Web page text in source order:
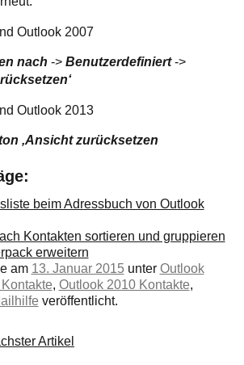
Outlook 2007
nach -> Benutzerdefiniert->
Outlook 2013
‚Ansicht zurücksetzen
beim Adressbuch von Outlook
Kontakten sortieren und gruppieren
erweitern
am 13. Januar 2015unter Outlook
, Outlook 2010 Kontakte,
veröffentlicht.
Artikel